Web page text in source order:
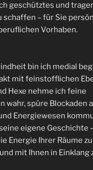
geschütztes und
schaffen – für Sie
Vorhaben.
bin ich medial
mit feinstofflichen
Hexe nehme ich feine
wahr, spüre Blockaden
Energiewesen
eigene Geschichte
Energie Ihrer Räume
mit Ihnen in Einklang